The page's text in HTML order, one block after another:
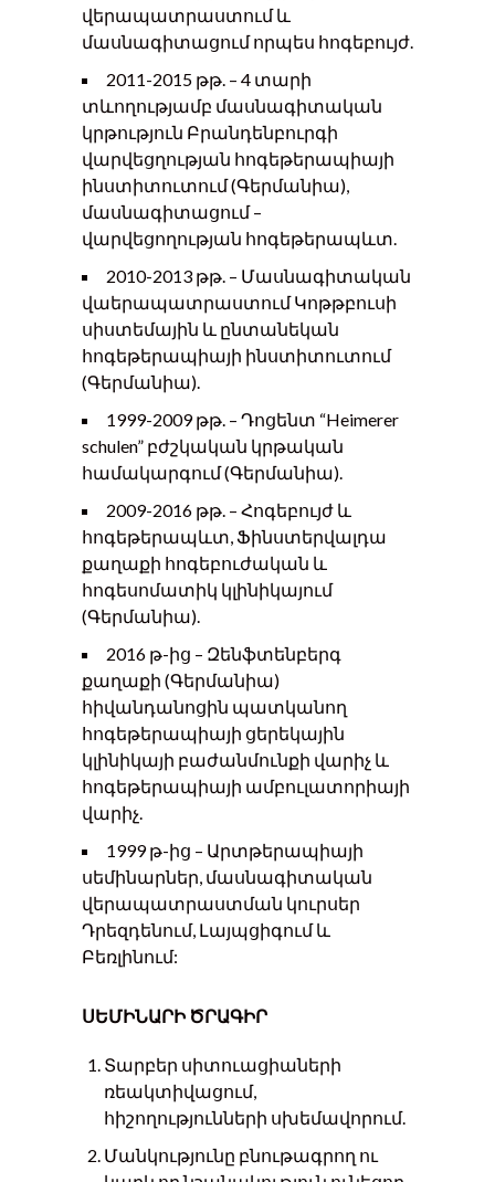
վերապատրաստում և
մասնագիտացում որպես հոգեբույժ.
2011-2015 թթ. – 4 տարի
տևողությամբ մասնագիտական
կրթություն Բրանդենբուրգի
վարվեցղության հոգեթերապիայի
ինստիտուտում (Գերմանիա),
մասնագիտացում –
վարվեցողության հոգեթերապևտ.
2010-2013 թթ. – Մասնագիտական
վաերապատրաստում Կոթթբուսի
սիստեմային և ընտանեկան
հոգեթերապիայի ինստիտուտում
(Գերմանիա).
1999-2009 թթ. – Դոցենտ “Heimerer
schulen” բժշկական կրթական
համակարգում (Գերմանիա).
2009-2016 թթ. – Հոգեբույժ և
հոգեթերապևտ, Ֆինստերվալդա
քաղաքի հոգեբուժական և
հոգեսոմատիկ կլինիկայում
(Գերմանիա).
2016 թ-ից – Զենֆտենբերգ
քաղաքի (Գերմանիա)
հիվանդանոցին պատկանող
հոգեթերապիայի ցերեկային
կլինիկայի բաժանմունքի վարիչ և
հոգեթերապիայի ամբուլատորիայի
վարիչ.
1999 թ-ից – Արտթերապիայի
սեմինարներ, մասնագիտական
վերապատրաստման կուրսեր
Դրեզդենում, Լայպցիգում և
Բեռլինում:
ՍԵՄԻՆԱՐԻ ԾՐԱԳԻՐ
Տարբեր սիտուացիաների
ռեակտիվացում,
հիշողությունների սխեմավորում.
Մանկությունը բնութագրող ու